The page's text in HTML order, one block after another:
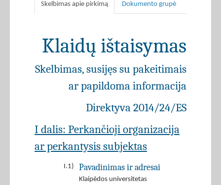
Skelbimas apie pirkimą Dokumento grupė
Klaidų ištaisymas
Skelbimas, susijęs su pakeitimais
ar papildoma informacija
Direktyva 2014/24/ES
I dalis: Perkančioji organizacija
ar perkantysis subjektas
I.1) Pavadinimas ir adresai
Klaipėdos universitetas